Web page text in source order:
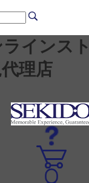
ラインス
理店